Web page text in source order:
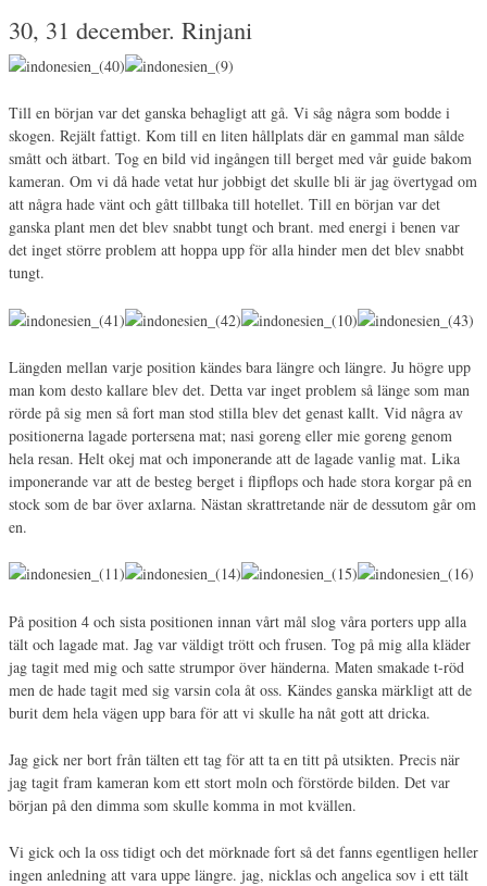
30, 31 december. Rinjani
Till en början var det ganska behagligt att gå. Vi såg några som bodde i
skogen. Rejält fattigt. Kom till en liten hållplats där en gammal man sålde
smått och ätbart. Tog en bild vid ingången till berget med vår guide bakom
kameran. Om vi då hade vetat hur jobbigt det skulle bli är jag övertygad om
att några hade vänt och gått tillbaka till hotellet. Till en början var det
ganska plant men det blev snabbt tungt och brant. med energi i benen var
det inget större problem att hoppa upp för alla hinder men det blev snabbt
tungt.
Längden mellan varje position kändes bara längre och längre. Ju högre upp
man kom desto kallare blev det. Detta var inget problem så länge som man
rörde på sig men så fort man stod stilla blev det genast kallt. Vid några av
positionerna lagade portersena mat; nasi goreng eller mie goreng genom
hela resan. Helt okej mat och imponerande att de lagade vanlig mat. Lika
imponerande var att de besteg berget i flipflops och hade stora korgar på en
stock som de bar över axlarna. Nästan skrattretande när de dessutom går om
en.
På position 4 och sista positionen innan vårt mål slog våra porters upp alla
tält och lagade mat. Jag var väldigt trött och frusen. Tog på mig alla kläder
jag tagit med mig och satte strumpor över händerna. Maten smakade t-röd
men de hade tagit med sig varsin cola åt oss. Kändes ganska märkligt att de
burit dem hela vägen upp bara för att vi skulle ha nåt gott att dricka.
Jag gick ner bort från tälten ett tag för att ta en titt på utsikten. Precis när
jag tagit fram kameran kom ett stort moln och förstörde bilden. Det var
början på den dimma som skulle komma in mot kvällen.
Vi gick och la oss tidigt och det mörknade fort så det fanns egentligen heller
ingen anledning att vara uppe längre. jag, nicklas och angelica sov i ett tält